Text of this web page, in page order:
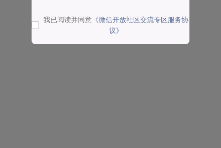
我已阅读并同意 《微信开放社区交流专区服务协
议》